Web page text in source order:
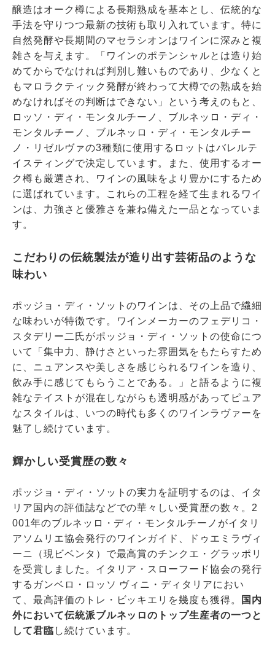
醸造はオーク樽による長期熟成を基本とし、伝統的な
手法を守りつつ最新の技術も取り入れています。特に
自然発酵や長期間のマセラシオンはワインに深みと複
雑さを与えます。「ワインのポテンシャルとは造り始
めてからでなければ判別し難いものであり、少なくと
もマロラクティック発酵が終わって大樽での熟成を始
めなければその判断はできない」という考えのもと、
ロッソ・ディ・モンタルチーノ、ブルネッロ・ディ・
モンタルチーノ、ブルネッロ・ディ・モンタルチー
ノ・リゼルヴァの3種類に使用するロットはバレルテ
イスティングで決定しています。また、使用するオー
ク樽も厳選され、ワインの風味をより豊かにするため
に選ばれています。これらの工程を経て生まれるワイ
ンは、力強さと優雅さを兼ね備えた一品となっていま
す。
こだわりの伝統製法が造り出す芸術品のような
味わい
ポッジョ・ディ・ソットのワインは、その上品で繊細
な味わいが特徴です。ワインメーカーのフェデリコ・
スタデリー二氏がポッジョ・ディ・ソットの使命につ
いて「集中力、静けさといった雰囲気をもたらすため
に、ニュアンスや美しさを感じられるワインを造り、
飲み手に感じてもらうことである。」と語るように複
雑なテイストが混在しながらも透明感があってピュア
なスタイルは、いつの時代も多くのワインラヴァーを
魅了し続けています。
輝かしい受賞歴の数々
ポッジョ・ディ・ソットの実力を証明するのは、イタ
リア国内の評価誌などでの華々しい受賞歴の数々。2
001年のブルネッロ・ディ・モンタルチーノがイタリ
アソムリエ協会発行のワインガイド、ドゥエミラヴィ
ーニ（現ビベンタ）で最高賞のチンクエ・グラッポリ
を受賞しました。イタリア・スローフード協会の発行
するガンベロ・ロッソ ヴィニ・ディタリアにおい
て、最高評価のトレ・ビッキエリを幾度も獲得。
国内
外において伝統派ブルネッロのトップ生産者の一つと
して君臨 し続けています。